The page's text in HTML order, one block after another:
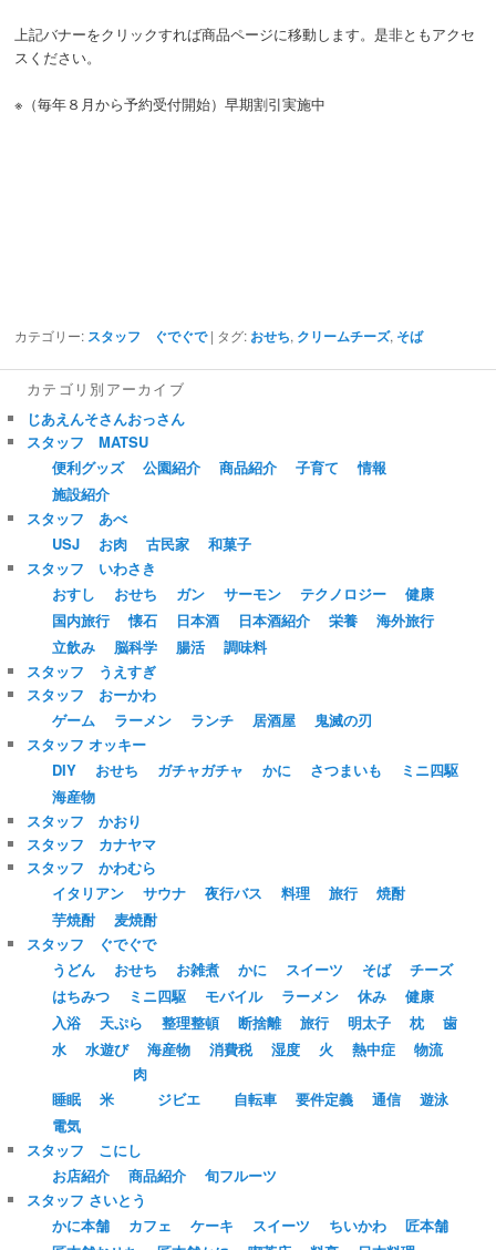
上記バナーをクリックすれば商品ページに移動します。是非ともアクセ
スください。
※（毎年８月から予約受付開始）早期割引実施中
カテゴリー: スタッフ ぐでぐで| タグ: おせち, クリームチーズ, そば
カテゴリ別アーカイブ
じあえんそさんおっさん
スタッフ MATSU
便利グッズ
公園紹介 商品紹介 子育て
情報
施設紹介
スタッフ あべ
USJ
お肉 古民家
和菓子
スタッフ いわさき
おすし
おせち ガン サーモン テクノロジー
健康
国内旅行
懐石 日本酒 日本酒紹介 栄養
海外旅行
立飲み
脳科学 腸活
調味料
スタッフ うえすぎ
スタッフ おーかわ
ゲーム
ラーメン ランチ 居酒屋
鬼滅の刃
スタッフ オッキー
DIY
おせち ガチャガチャ かに さつまいも
ミニ四駆
海産物
スタッフ かおり
スタッフ カナヤマ
スタッフ かわむら
イタリアン
サウナ 夜行バス 料理 旅行
焼酎
芋焼酎
麦焼酎
スタッフ ぐでぐで
うどん
おせち お雑煮 かに スイーツ そば
チーズ
はちみつ
ミニ四駆 モバイル ラーメン 休み
健康
入浴
天ぷら 整理整頓 断捨離 旅行 明太子 枕
歯
水
水遊び 海産物 消費税 湿度 火 熱中症 物流
睡眠 米
肉
ジビエ
自転車 要件定義 通信
遊泳
電気
スタッフ こにし
お店紹介
商品紹介
旬フルーツ
スタッフ さいとう
かに本舗
カフェ ケーキ スイーツ ちいかわ
匠本舗